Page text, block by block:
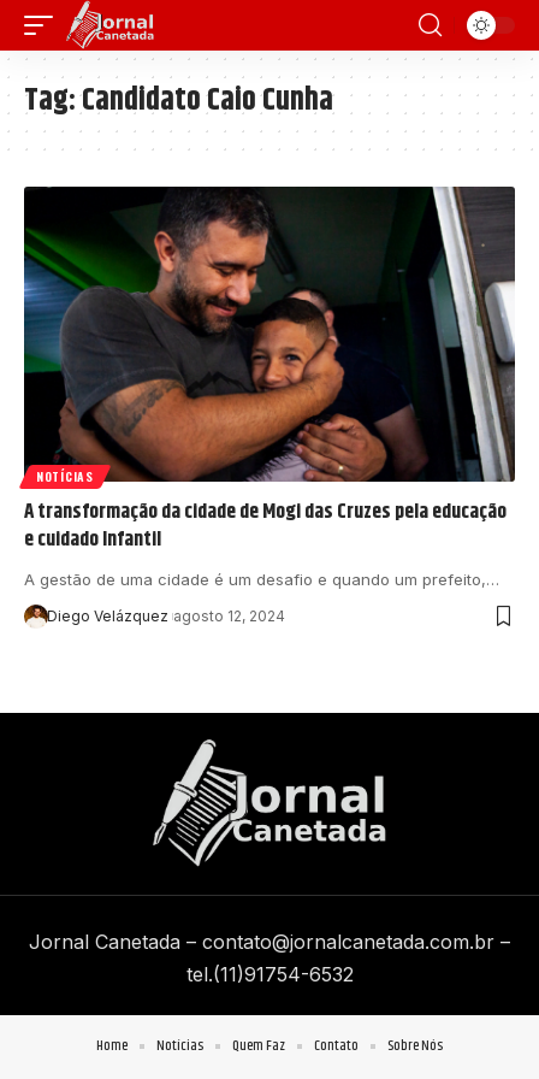
Tag:Candidato Caio Cunha
NOTÍCIAS
A transformação da cidade de Mogi das Cruzes pela educação
e cuidado Infantil
A gestão de uma cidade é um desafio e quando um prefeito,…
Diego Velázquez agosto 12, 2024
Jornal Canetada – contato@jornalcanetada.com.br –
tel.(11)91754-6532
Home Notícias Quem Faz Contato Sobre Nós